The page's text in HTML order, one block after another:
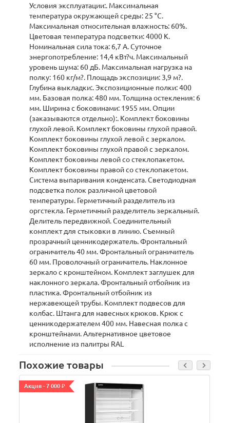
Условия эксплуатации:. Максимальная
температура окружающей среды: 25 °C.
Максимальная относительная влажность: 60%.
Цветовая температура подсветки: 4000 К.
Номинальная сила тока: 6,7 А. Суточное
энергопотребление: 14,4 кВт?ч. Максимальный
уровень шума: 60 дБ. Максимальная нагрузка на
полку: 160 кг/м?. Площадь экспозиции: 3,9 м?.
Глубина выкладки:. Экспозиционные полки: 400
мм. Базовая полка: 480 мм. Толщина остекления: 6
мм. Ширина с боковинами: 1955 мм. Опции
(заказываются отдельно):. Комплект боковины
глухой левой. Комплект боковины глухой правой.
Комплект боковины глухой левой с зеркалом.
Комплект боковины глухой правой с зеркалом.
Комплект боковины левой со стеклопакетом.
Комплект боковины правой со стеклопакетом.
Система выпаривания конденсата. Светодиодная
подсветка полок различной цветовой
температуры. Герметичный разделитель из
оргстекла. Герметичный разделитель зеркальный.
Делитель передвижной. Соединительный
комплект для стыковки в линию. Съемный
прозрачный ценникодержатель. Фронтальный
ограничитель 40 мм. Фронтальный ограничитель
60 мм. Проволочный ограничитель. Наклонное
зеркало с кронштейном. Комплект заглушек для
наклонного зеркала. Фронтальный отбойник из
пластика. Фронтальный отбойник из
нержавеющей трубы. Комплект подвесов для
колбас. Штанга для навесных крюков. Крюк с
ценникодержателем 400 мм. Навесная полка с
кронштейнами. Альтернативное цветовое
исполнение из палитры RAL
Похожие товары
Акция - 7 000 ₽